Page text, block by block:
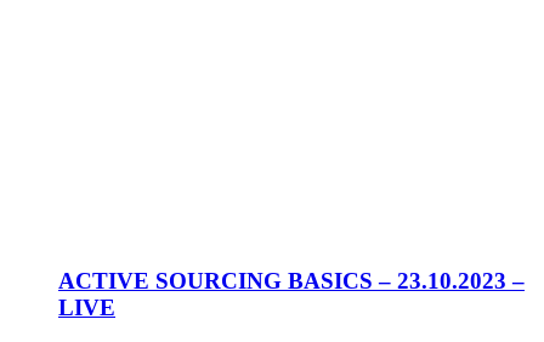
ACTIVE SOURCING BASICS – 23.10.2023 –
LIVE